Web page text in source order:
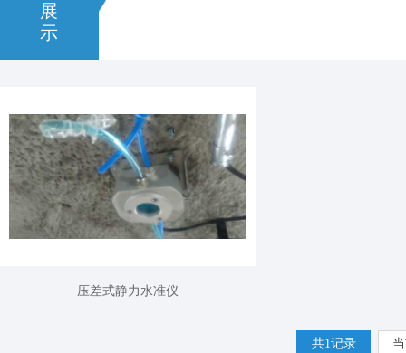
展
示
压差式静力水准仪
共1记录